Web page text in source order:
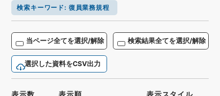
検索キーワード : 復員業務規程
当ページ全てを選択/解除 検索結果全てを選択/解除
選択した資料をCSV出力